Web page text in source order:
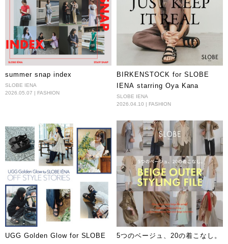
summer snap index
SLOBE IENA
2026.05.07 | FASHION
BIRKENSTOCK for SLOBE
IENA starring Oya Kana
SLOBE IENA
2026.04.10 | FASHION
UGG Golden Glow for SLOBE
5つのベージュ、20の着こなし。